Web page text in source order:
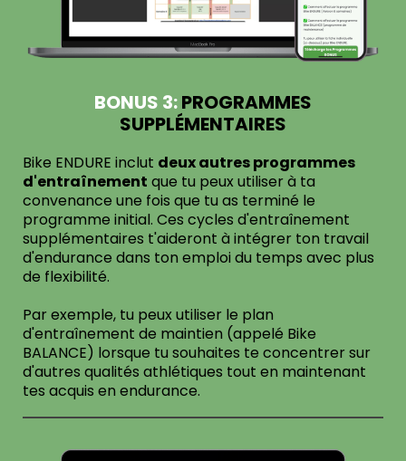
BONUS 3:PROGRAMMES
SUPPLÉMENTAIRES
Bike ENDURE inclut deux autres programmes
d'entraînement que tu peux utiliser à ta
convenance une fois que tu as terminé le
programme initial. Ces cycles d'entraînement
supplémentaires t'aideront à intégrer ton travail
d'endurance dans ton emploi du temps avec plus
de flexibilité.
Par exemple, tu peux utiliser le plan
d'entraînement de maintien (appelé Bike
BALANCE) lorsque tu souhaites te concentrer sur
d'autres qualités athlétiques tout en maintenant
tes acquis en endurance.